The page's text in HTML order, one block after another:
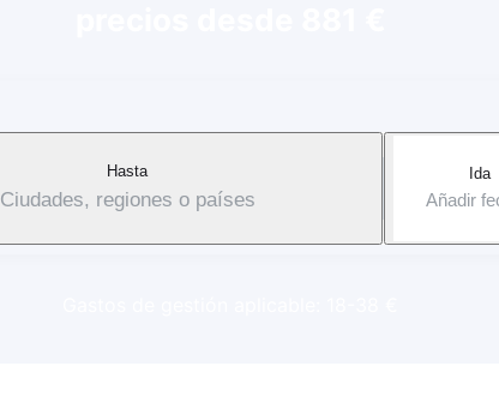
Hasta
Ciudades, regiones o países
Ida
Añadir